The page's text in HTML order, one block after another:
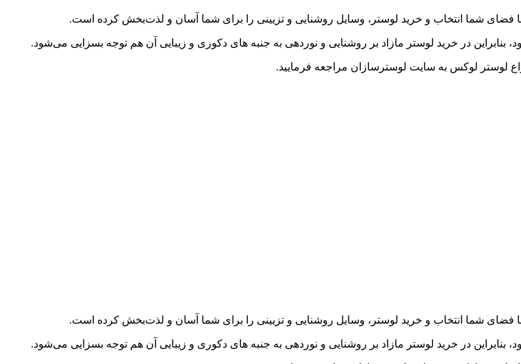
با فضای شما انتخاب و خرید لوستر، وسایل روشنایی و تزیینی را برای شما آسان و لذت‌بخش کرده است.
در خرید لوستر مازاد بر روشنایی و نوردهی به جنبه های دکوری و زیبایی آن هم توجه بسزایی می‌شود.
لوستر لوکس به سایت لوسترسازان مراجعه فرمایید.
با فضای شما انتخاب و خرید لوستر، وسایل روشنایی و تزیینی را برای شما آسان و لذت‌بخش کرده است.
در خرید لوستر مازاد بر روشنایی و نوردهی به جنبه های دکوری و زیبایی آن هم توجه بسزایی می‌شود.